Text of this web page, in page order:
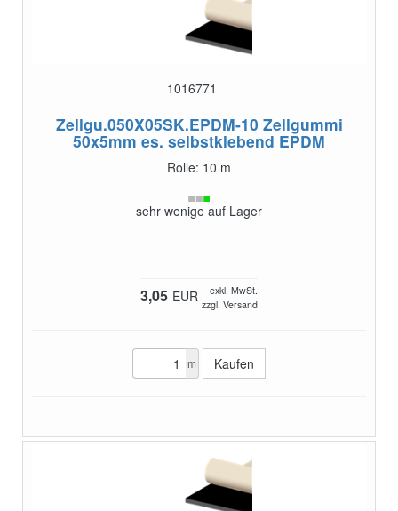
1016771
Zellgu.050X05SK.EPDM-10 Zellgummi
50x5mm es. selbstklebend EPDM
Rolle: 10 m
sehr wenige auf Lager
3,05 EUR
exkl. MwSt.
zzgl. Versand
m